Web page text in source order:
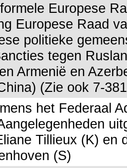
Europese
Europese Raad
politieke
tegen
Armenië en
(Zie ook 7-
het Federaal
Tillieux (K) en
(S)